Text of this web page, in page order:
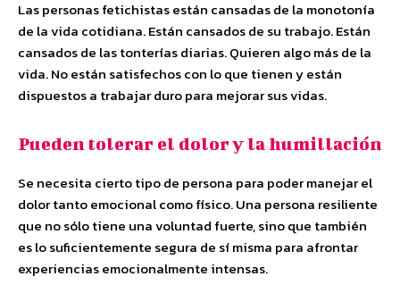
Las personas fetichistas están cansadas de la monotonía
de la vida cotidiana. Están cansados ​​de su trabajo. Están
cansados ​​de las tonterías diarias. Quieren algo más de la
vida. No están satisfechos con lo que tienen y están
dispuestos a trabajar duro para mejorar sus vidas.
Pueden tolerar el dolor y la humillación
Se necesita cierto tipo de persona para poder manejar el
dolor tanto emocional como físico. Una persona resiliente
que no sólo tiene una voluntad fuerte, sino que también
es lo suficientemente segura de sí misma para afrontar
experiencias emocionalmente intensas.